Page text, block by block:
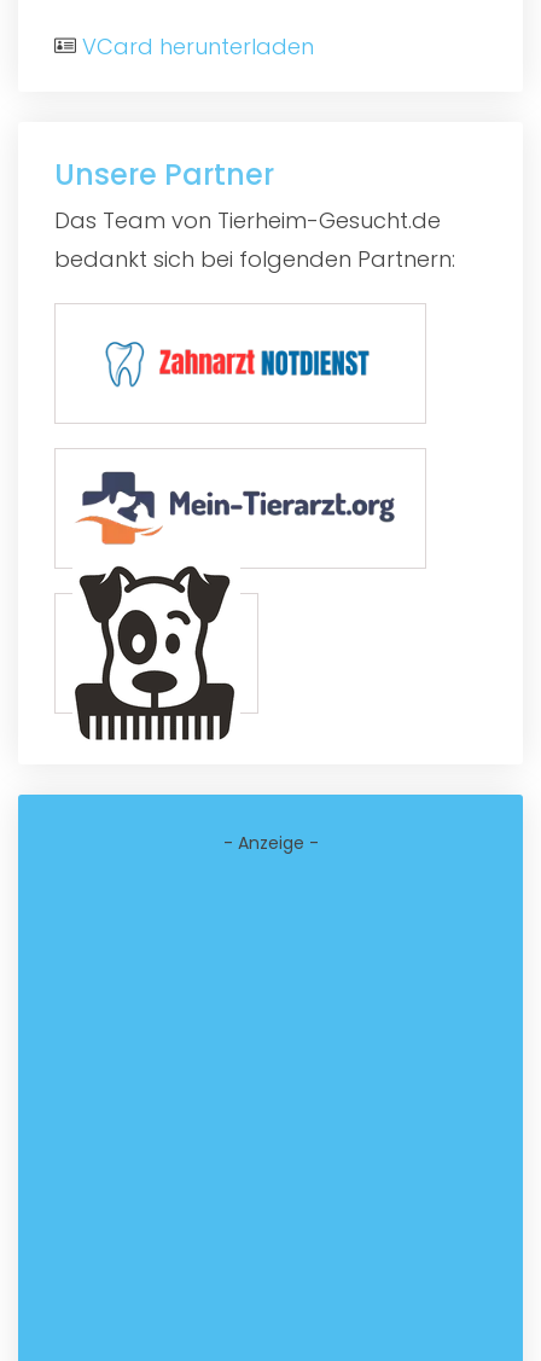
VCard herunterladen
Unsere Partner
Das Team von Tierheim-Gesucht.de
bedankt sich bei folgenden Partnern:
- Anzeige -